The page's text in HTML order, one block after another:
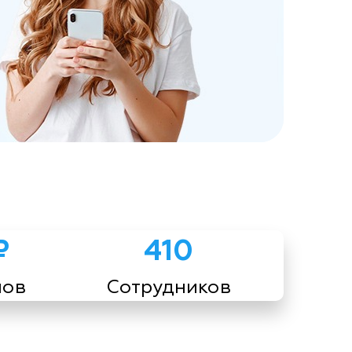
410
Сотрудников